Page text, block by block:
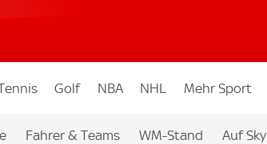
Golf NBA NHL Mehr Sport
Fahrer & Teams WM-Stand Auf Sky